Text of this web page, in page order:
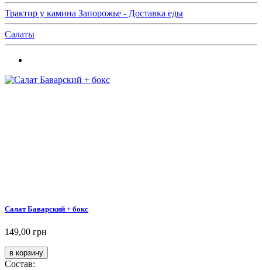
Трактир у камина Запорожье - Доставка еды
Салаты
Салат Баварский + бокс
149,00 грн
Состав: